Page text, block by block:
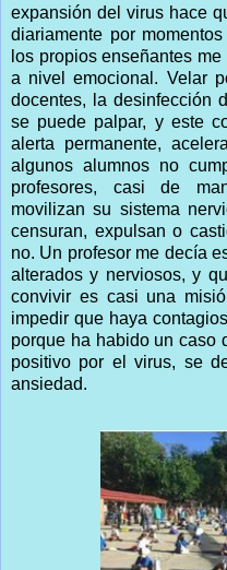
expansión del virus hace
diariamente por
los propios enseñantes
a nivel emocional. Velar
docentes, la desinfección
se puede palpar, y este
alerta permanente,
algunos alumnos no
profesores, casi de
movilizan su sistema
censuran, expulsan o
no. Un profesor me decía
alterados y nerviosos, y
convivir es casi una
impedir que haya
porque ha habido un caso
positivo por el virus, se
ansiedad.